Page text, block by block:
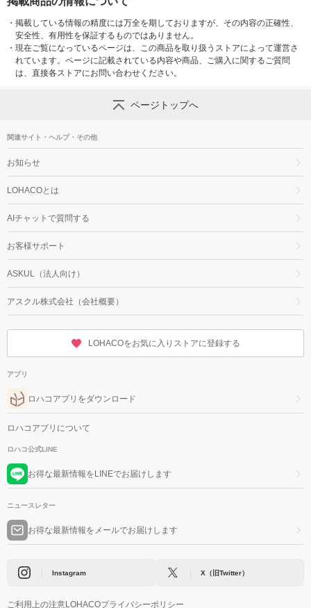
・ 掲載している情報の精度には万全を期しておりますが、その内容の正確性、
安全性、有用性を保証するものではありません。
・ 現在ご覧になっているページは、この商品を取り扱うストアによって運営さ
れています。ページに記載されている内容や商品、ご購入に関するご質問
は、直接各ストアにお問い合わせください。
ページトップへ
関連サイト・ヘルプ・その他
お知らせ
LOHACOとは
AIチャットで質問する
お客様サポート
ASKUL（法人向け）
アスクル株式会社（会社概要）
LOHACOをお気に入りストアに登録する
アプリ
ロハコアプリをダウンロード
ロハコアプリについて
ロハコ公式LINE
お得な最新情報をLINEでお届けします
ニュースレター
お得な最新情報をメールでお届けします
Instagram X（旧Twitter）
ご利用上の注意LOHACOプライバシーポリシー